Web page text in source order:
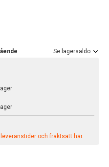
Se lagersaldo
och fraktsätt här.